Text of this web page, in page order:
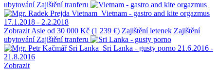
ubytování Zajištění tranferu
Vietnam Vietnam - gastro and kite orgazmus
17.1.2018 - 2.2.2018
Zobrazit Asie od 30 000 Kč (1 239 €) Zajištění letenek Zajištění
ubytování Zajištění tranferu
Sri Lanka Sri Lanka - gusty porno 21.6.2016 -
21.8.2016
Zobrazit